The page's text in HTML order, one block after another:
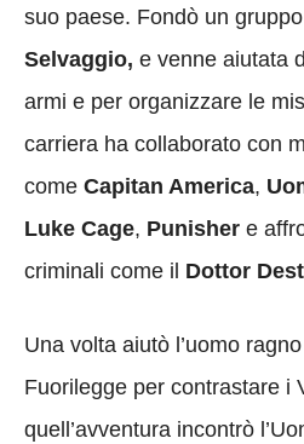
suo paese. Fondò un
Selvaggio, e venne aiutata
armi e per organizzare le
carriera ha collaborato con
come Capitan America,
Luke Cage, Punisher e
criminali come il Dottor
Una volta aiutò l’uomo
Fuorilegge per contrastare i
quell’avventura incontrò